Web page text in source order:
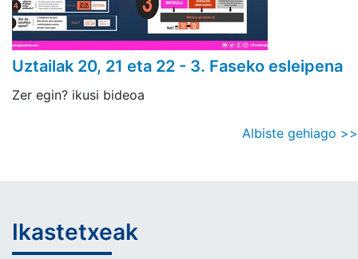
Uztailak 20, 21 eta 22 - 3. Faseko esleipena
Zer egin? ikusi bideoa
Albiste gehiago >>
Ikastetxeak